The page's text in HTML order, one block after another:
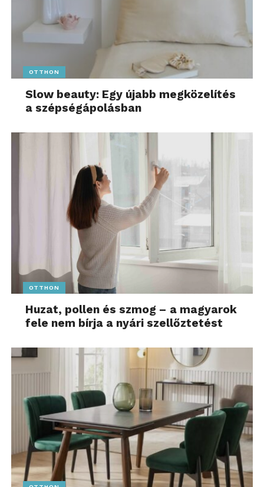
OTTHON
Slow beauty: Egy újabb megközelítés
a szépségápolásban
OTTHON
Huzat, pollen és szmog – a magyarok
fele nem bírja a nyári szellőztetést